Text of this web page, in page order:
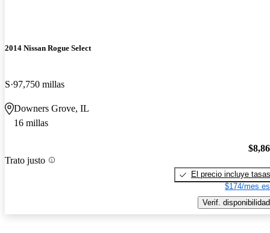
2014 Nissan Rogue Select
S 97,750 millas
Downers Grove, IL
16 millas
Trato justo
El precio incluye tasas
$174/mes
Verif. disponibilidad